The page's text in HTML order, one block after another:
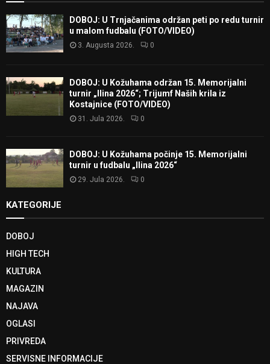
DOBOJ: U Trnjačanima održan peti po redu turnir
u malom fudbalu (FOTO/VIDEO)
3. Augusta 2026. 0
DOBOJ: U Kožuhama održan 15. Memorijalni
turnir „Ilina 2026“; Trijumf Naših krila iz
Kostajnice (FOTO/VIDEO)
31. Jula 2026. 0
DOBOJ: U Kožuhama počinje 15. Memorijalni
turnir u fudbalu „Ilina 2026“
29. Jula 2026. 0
KATEGORIJE
DOBOJ
HIGH TECH
KULTURA
MAGAZIN
NAJAVA
OGLASI
PRIVREDA
SERVISNE INFORMACIJE